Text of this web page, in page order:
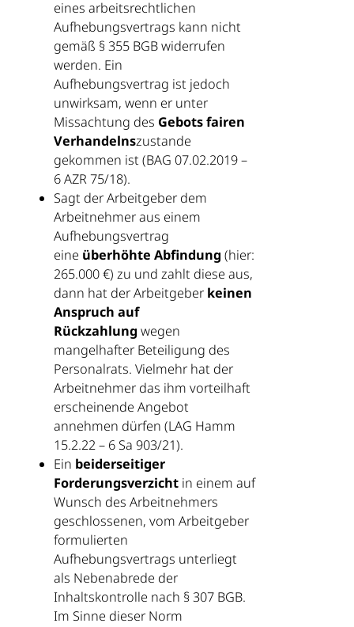
eines arbeitsrechtlichen
Aufhebungsvertrags kann nicht
gemäß § 355 BGB widerrufen
werden. Ein
Aufhebungsvertrag ist jedoch
unwirksam, wenn er unter
Missachtung des Gebots fairen
Verhandelnszustande
gekommen ist (BAG 07.02.2019 –
6 AZR 75/18).
Sagt der Arbeitgeber dem
Arbeitnehmer aus einem
Aufhebungsvertrag
eine überhöhte Abfindung (hier:
265.000 €) zu und zahlt diese aus,
dann hat der Arbeitgeber keinen
Anspruch auf
Rückzahlung wegen
mangelhafter Beteiligung des
Personalrats. Vielmehr hat der
Arbeitnehmer das ihm vorteilhaft
erscheinende Angebot
annehmen dürfen (LAG Hamm
15.2.22 – 6 Sa 903/21).
Ein beiderseitiger
Forderungsverzicht in einem auf
Wunsch des Arbeitnehmers
geschlossenen, vom Arbeitgeber
formulierten
Aufhebungsvertrags unterliegt
als Nebenabrede der
Inhaltskontrolle nach § 307 BGB.
Im Sinne dieser Norm